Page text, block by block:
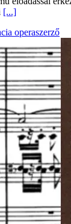
[...]
operaszerző